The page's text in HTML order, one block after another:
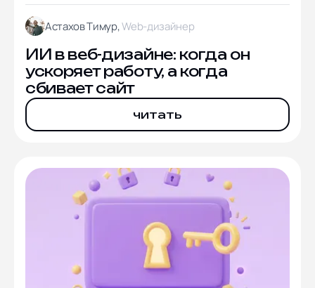
Астахов Тимур,Web-дизайнер
ИИ в веб-дизайне: когда он
ускоряет работу, а когда
сбивает сайт
читать